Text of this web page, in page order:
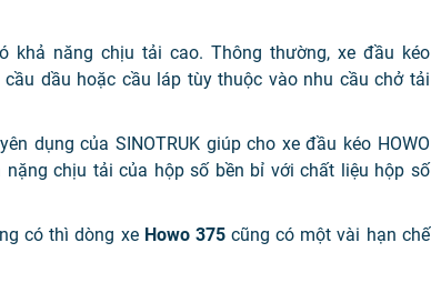
khả năng chịu tải cao. Thông thường, xe đầu kéo
dầu hoặc cầu láp tùy thuộc vào nhu cầu chở tải
dụng của SINOTRUK giúp cho xe đầu kéo HOWO
chịu tải của hộp số bền bỉ với chất liệu hộp số
có thì dòng xe Howo 375cũng có một vài hạn chế